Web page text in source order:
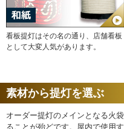
看板提灯はその名の通り、店舗看板
として大変人気があります。
素材から提灯を選ぶ
オーダー提灯のメインとなる火
ることが殆どです。屋内で使用